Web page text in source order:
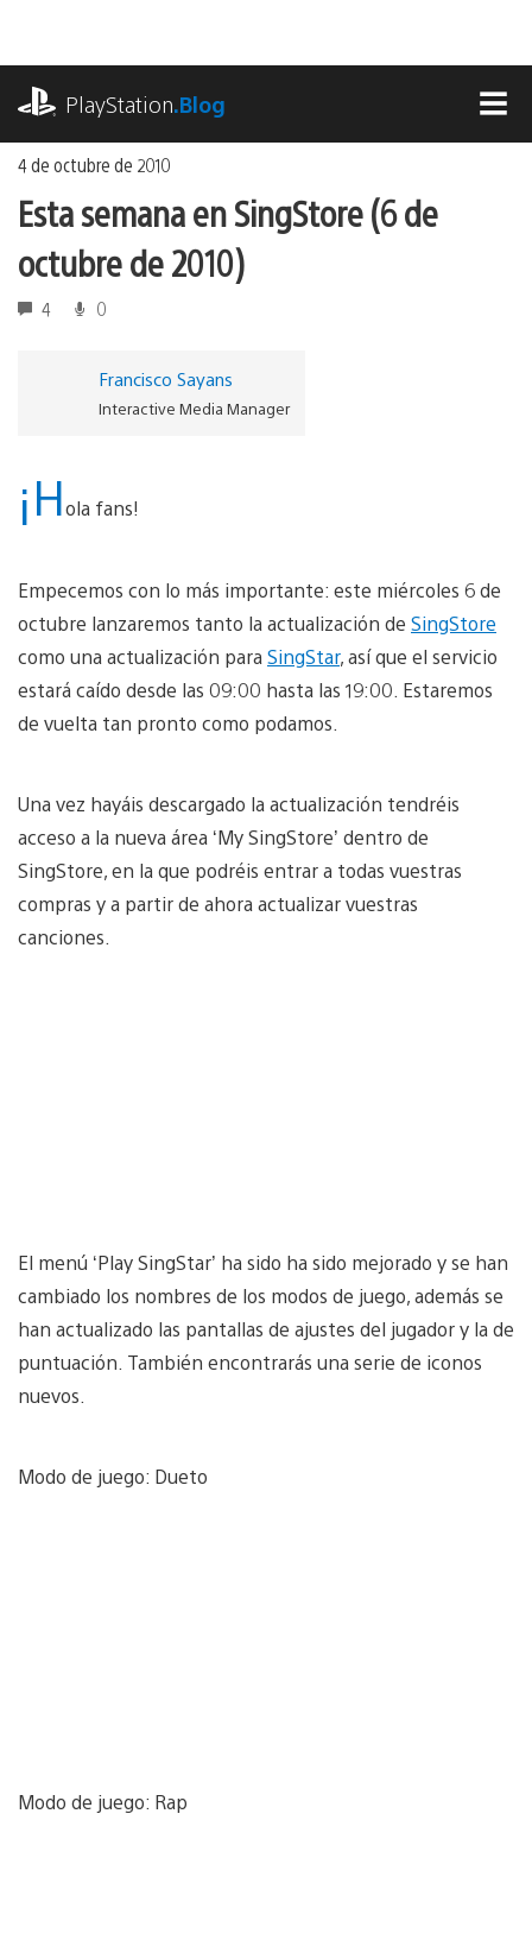
contenido
PlayStation.Blog
4 de octubre de 2010
Esta semana en SingStore (6 de
octubre de 2010)
4 0
Francisco Sayans
Interactive Media Manager
¡Hola fans!
Empecemos con lo más importante: este miércoles 6 de
octubre lanzaremos tanto la actualización de SingStore
como una actualización para SingStar, así que el servicio
estará caído desde las 09:00 hasta las 19:00. Estaremos
de vuelta tan pronto como podamos.
Una vez hayáis descargado la actualización tendréis
acceso a la nueva área ‘My SingStore’ dentro de
SingStore, en la que podréis entrar a todas vuestras
compras y a partir de ahora actualizar vuestras
canciones.
El menú ‘Play SingStar’ ha sido ha sido mejorado y se han
cambiado los nombres de los modos de juego, además se
han actualizado las pantallas de ajustes del jugador y la de
puntuación. También encontrarás una serie de iconos
nuevos.
Modo de juego: Dueto
Modo de juego: Rap